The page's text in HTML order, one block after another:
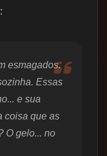
esmagados.
Essas
e sua
coisa que as
O gelo... no